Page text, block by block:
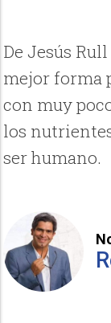
De Jesús
mejor forma
con muy
los
ser humano.